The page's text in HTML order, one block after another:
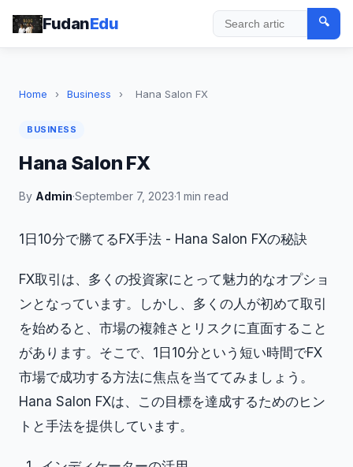
FudanEdu Search
🔍
Home › Business › Hana Salon FX
BUSINESS
Hana Salon FX
By Admin·September 7, 2023·1 min read
1日10分で勝てるFX手法 - Hana Salon FXの秘訣
FX取引は、多くの投資家にとって魅力的なオプショ
ンとなっています。しかし、多くの人が初めて取引
を始めると、市場の複雑さとリスクに直面すること
があります。そこで、1日10分という短い時間でFX
市場で成功する方法に焦点を当ててみましょう。
Hana Salon FXは、この目標を達成するためのヒン
トと手法を提供しています。